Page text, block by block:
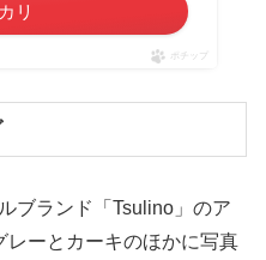
リ
ポチップ
ブランド「Tsulino」のア
レーとカーキのほかに写真